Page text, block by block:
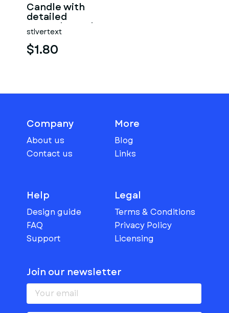
Candle with
detailed
muscular male
torso
stlvertext
$1.80
Company
About us
Contact us
More
Blog
Links
Help
Design guide
FAQ
Support
Legal
Terms & Conditions
Privacy Policy
Licensing
Join our newsletter